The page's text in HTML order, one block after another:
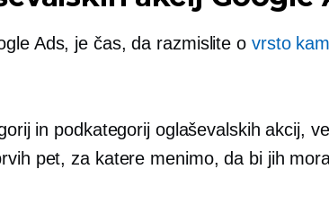
Ads, je čas, da razmislite o vrsto
in podkategorij oglaševalskih akcij,
pet, za katere menimo, da bi jih